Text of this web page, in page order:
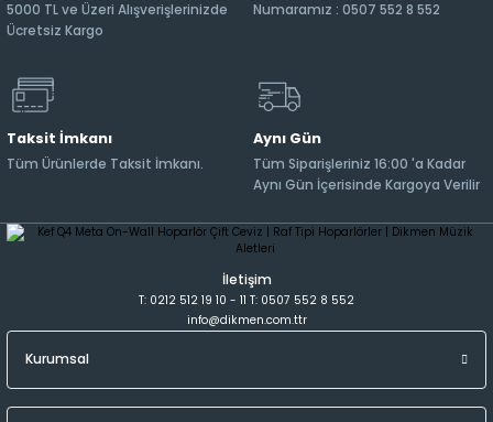
5000 TL ve Üzeri Alışverişlerinizde
Ücretsiz Kargo
Numaramız : 0507 552 8 552
Taksit İmkanı
Tüm Ürünlerde Taksit İmkanı.
Aynı Gün
Tüm Siparişleriniz 16:00 'a Kadar
Aynı Gün İçerisinde Kargoya Verilir
İletişim
T: 0212 512 19 10 - 11 T: 0507 552 8 552
info@dikmen.com.ttr
Kurumsal